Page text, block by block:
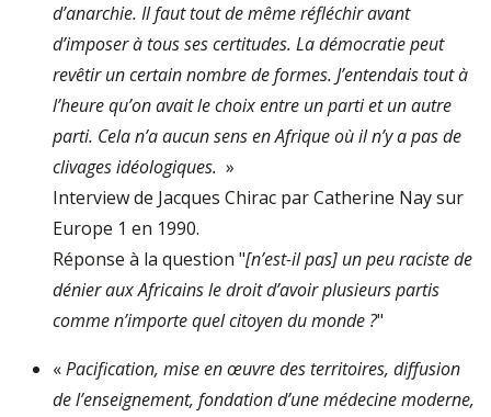
d’anarchie. Il faut tout de même réfléchir avant
d’imposer à tous ses certitudes. La démocratie peut
revêtir un certain nombre de formes. J’entendais tout à
l’heure qu’on avait le choix entre un parti et un autre
parti. Cela n’a aucun sens en Afrique où il n’y a pas de
clivages idéologiques. »
Interview de Jacques Chirac par Catherine Nay sur
Europe 1 en 1990.
Réponse à la question "[n’est-il pas] un peu raciste de
dénier aux Africains le droit d’avoir plusieurs partis
comme n’importe quel citoyen du monde ?"
«Pacification, mise en œuvre des territoires, diffusion
de l’enseignement, fondation d’une médecine moderne,